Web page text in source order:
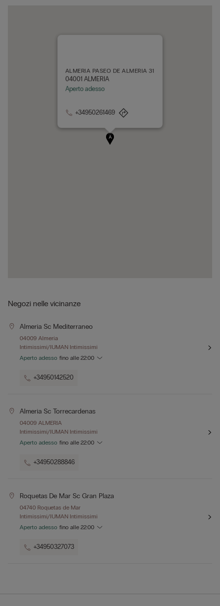
A
ALMERIA PASEO DE ALMERIA 31
04001 ALMERIA
Aperto adesso
+34950261469
Negozi nelle vicinanze
Almeria Sc Mediterraneo
04009 Almería
Intimissimi/IUMAN Intimissimi
Aperto adesso fino alle 22:00
+34950142520
Almeria Sc Torrecardenas
04009 ALMERIA
Intimissimi/IUMAN Intimissimi
Aperto adesso fino alle 22:00
+34950288846
Roquetas De Mar Sc Gran Plaza
04740 Roquetas de Mar
Intimissimi/IUMAN Intimissimi
Aperto adesso fino alle 22:00
+34950327073